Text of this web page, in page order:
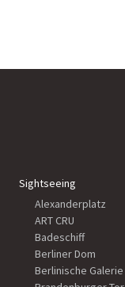
Sightseeing
Alexanderplatz
ART CRU
Badeschiff
Berliner Dom
Berlinische Galerie